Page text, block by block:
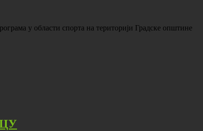
у области спорта на територији Градске општине